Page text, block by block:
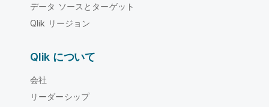
データ ソースとターゲット
Qlik リージョン
Qlik について
会社
リーダーシップ